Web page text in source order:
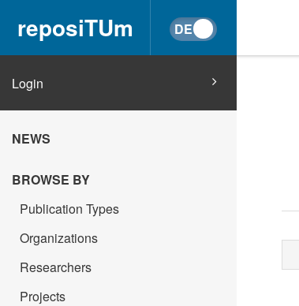
reposiTUm
Login
NEWS
BROWSE BY
Publication Types
Organizations
Researchers
Projects